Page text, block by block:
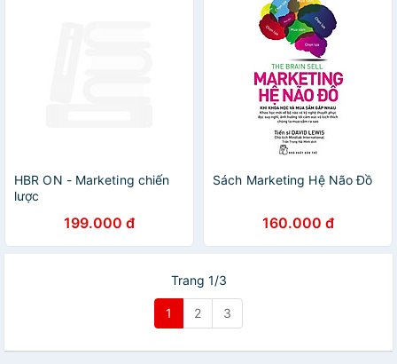
HBR ON - Marketing chiến
lược
199.000 đ
Sách Marketing Hệ Não Đồ
160.000 đ
Trang 1/3
1 2 3